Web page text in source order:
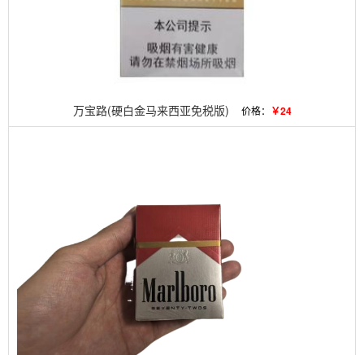
万宝路(硬白金马来西亚免税版) 价格： ￥24